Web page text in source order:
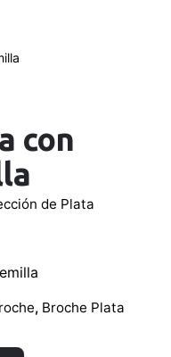
con
de Plata
, Broche Plata